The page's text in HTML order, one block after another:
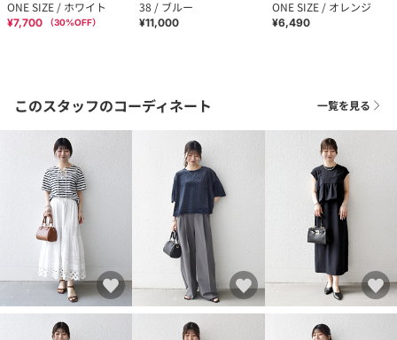
ONE SIZE / ホワイト
¥7,700 （30%OFF）
38 / ブルー
¥11,000
ONE SIZE / オレンジ
¥6,490
このスタッフのコーディネート 一覧を見る